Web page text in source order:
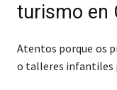
turismo en
Atentos porque os
o talleres infantiles